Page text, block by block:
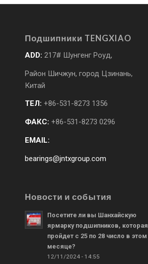
Подшипники TENGXIAO
ADD: 217# Шунгенг Роуд,
Район Шичжун, город Цзинань,
Китай
ТЕЛ: +86-531-8273 1356
ФАКС: +86-531-8273 0296
EMAIL:
bearings@jntxgroup.com
Новости и события
Посетите ли вы Шанхайскую
ярмарку подшипников, которая
пройдет с 25 по 28 число в этом
месяце?
12/11/2024 - 14:55